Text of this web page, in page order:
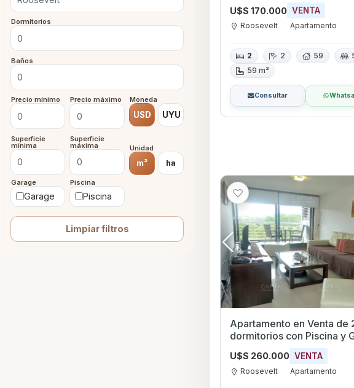
Dormitorios
Baños
Precio mínimo Precio máximo Moneda
USD UYU
Superficie
mínima
Superficie
máxima Unidad
m² ha
Garage
Garage
Piscina
Piscina
Limpiar filtros
U$S 170.000 VENTA
Roosevelt Apartamento
2 2 59
59 m²
Consultar
Apartamento en Venta de
dormitorios con Piscina y
Roosevelt, Maldonado
U$S 260.000 VENTA
Roosevelt Apartamento